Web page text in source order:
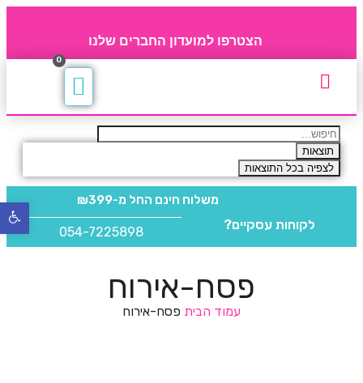
הצטרפו למועדון החברים שלנו
0
תוצאות
לצפיה בכל התוצאות
משלוח חינם החל מ-₪399
לקוחות עסקיים? 054-7225898
פסח-אירוח
עמוד הבית פסח-אירוח
פתח